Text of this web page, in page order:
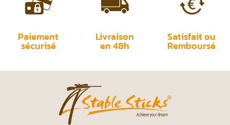
Paiement
sécurisé
Livraison
en 48h
Satisfait ou
Remboursé